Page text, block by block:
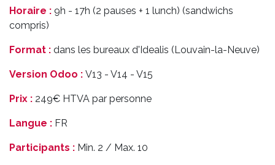
Horaire : 9h - 17h (2 pauses + 1 lunch) (sandwichs
compris)
Format : dans les bureaux d'Idealis (Louvain-la-Neuve)
Version Odoo : V13 - V14 - V15
Prix : 249€ HTVA par personne
Langue : FR
Participants : Min. 2 / Max. 10